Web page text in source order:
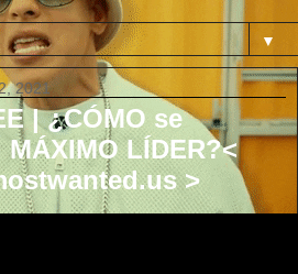
▼
2021
| ¿CÓMO se
LÍDER?<
>